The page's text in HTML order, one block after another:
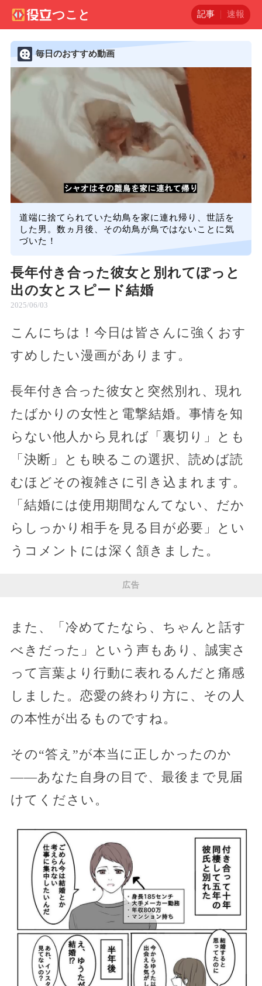
記事 速報
毎日のおすすめ動画
道端に捨てられていた幼鳥を家に連れ帰り、世話を
した男。数ヵ月後、その幼鳥が鳥ではないことに気
づいた！
長年付き合った彼女と別れてぽっと
出の女とスピード結婚
2025/06/03
こんにちは！今日は皆さんに強くおす
すめしたい漫画があります。
長年付き合った彼女と突然別れ、現れ
たばかりの女性と電撃結婚。事情を知
らない他人から見れば「裏切り」とも
「決断」とも映るこの選択、読めば読
むほどその複雑さに引き込まれます。
「結婚には使用期間なんてない、だか
らしっかり相手を見る目が必要」とい
うコメントには深く頷きました。
広告
また、「冷めてたなら、ちゃんと話す
べきだった」という声もあり、誠実さ
って言葉より行動に表れるんだと痛感
しました。恋愛の終わり方に、その人
の本性が出るものですね。
その“答え”が本当に正しかったのか
――あなた自身の目で、最後まで見届
けてください。